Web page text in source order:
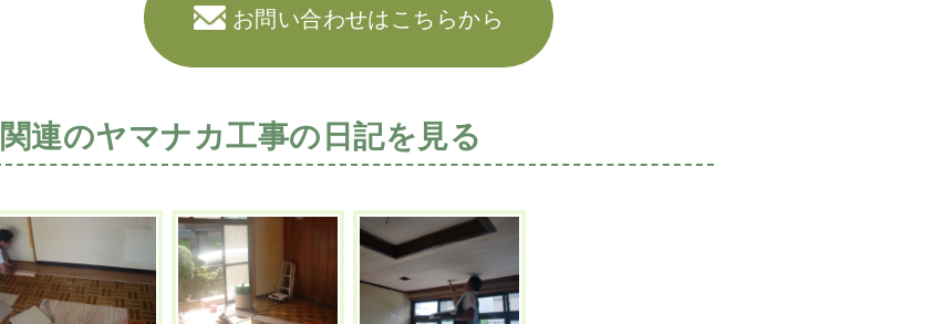
お問い合わせはこちらから
関連のヤマナカ工事の日記を見る